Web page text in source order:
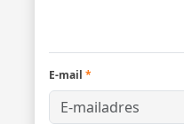
E-mail *